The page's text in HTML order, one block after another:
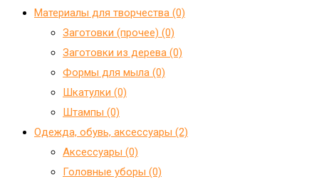
Материалы для творчества (0)
Заготовки (прочее) (0)
Заготовки из дерева (0)
Формы для мыла (0)
Шкатулки (0)
Штампы (0)
Одежда, обувь, аксессуары (2)
Аксессуары (0)
Головные уборы (0)